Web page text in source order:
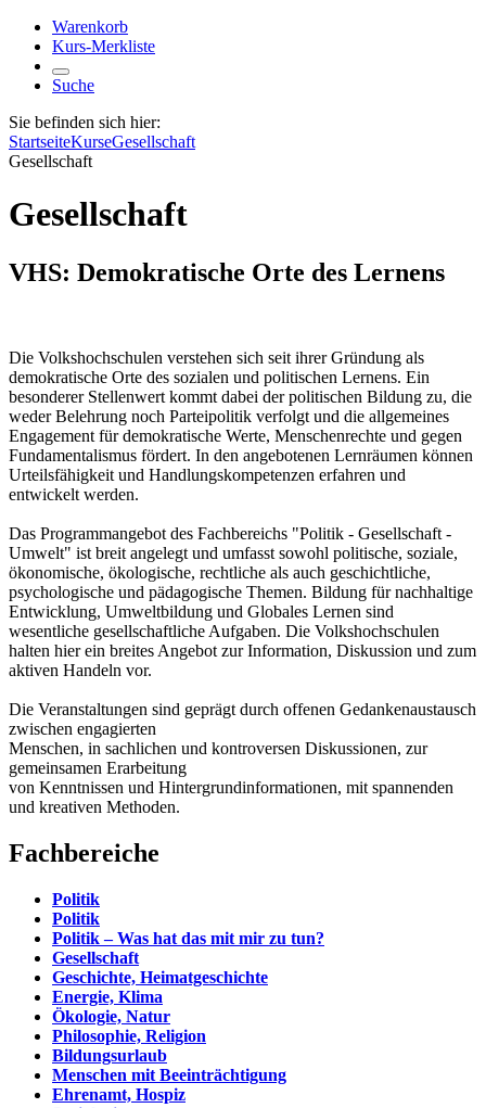
Warenkorb
Kurs-Merkliste
Suche
Sie befinden sich hier:
StartseiteKurseGesellschaft
Gesellschaft
Gesellschaft
VHS: Demokratische Orte des Lernens
Die Volkshochschulen verstehen sich seit ihrer Gründung als
demokratische Orte des sozialen und politischen Lernens. Ein
besonderer Stellenwert kommt dabei der politischen Bildung zu, die
weder Belehrung noch Parteipolitik verfolgt und die allgemeines
Engagement für demokratische Werte, Menschenrechte und gegen
Fundamentalismus fördert. In den angebotenen Lernräumen können
Urteilsfähigkeit und Handlungskompetenzen erfahren und
entwickelt werden.
Das Programmangebot des Fachbereichs "Politik - Gesellschaft -
Umwelt" ist breit angelegt und umfasst sowohl politische, soziale,
ökonomische, ökologische, rechtliche als auch geschichtliche,
psychologische und pädagogische Themen. Bildung für nachhaltige
Entwicklung, Umweltbildung und Globales Lernen sind
wesentliche gesellschaftliche Aufgaben. Die Volkshochschulen
halten hier ein breites Angebot zur Information, Diskussion und zum
aktiven Handeln vor.
Die Veranstaltungen sind geprägt durch offenen Gedankenaustausch
zwischen engagierten
Menschen, in sachlichen und kontroversen Diskussionen, zur
gemeinsamen Erarbeitung
von Kenntnissen und Hintergrundinformationen, mit spannenden
und kreativen Methoden.
Fachbereiche
Politik
Politik
Politik – Was hat das mit mir zu tun?
Gesellschaft
Geschichte, Heimatgeschichte
Energie, Klima
Ökologie, Natur
Philosophie, Religion
Bildungsurlaub
Menschen mit Beeinträchtigung
Ehrenamt, Hospiz